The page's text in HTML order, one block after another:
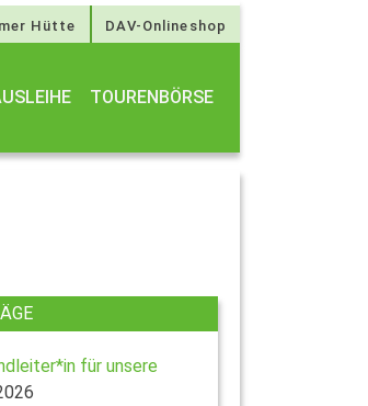
Hütte DAV-Onlineshop
TOURENBÖRSE
für unsere